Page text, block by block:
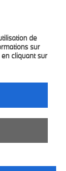
de
sur
cliquant sur